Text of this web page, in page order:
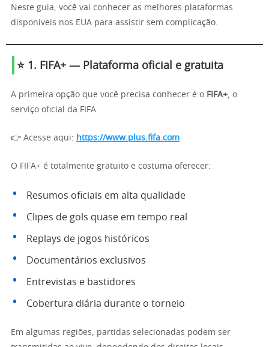
Neste guia, você vai conhecer as melhores plataformas
disponíveis nos EUA para assistir sem complicação.
⭐ 1. FIFA+ — Plataforma oficial e gratuita
A primeira opção que você precisa conhecer é o FIFA+, o
serviço oficial da FIFA.
👉 Acesse aqui: https://www.plus.fifa.com
O FIFA+ é totalmente gratuito e costuma oferecer:
Resumos oficiais em alta qualidade
Clipes de gols quase em tempo real
Replays de jogos históricos
Documentários exclusivos
Entrevistas e bastidores
Cobertura diária durante o torneio
Em algumas regiões, partidas selecionadas podem ser